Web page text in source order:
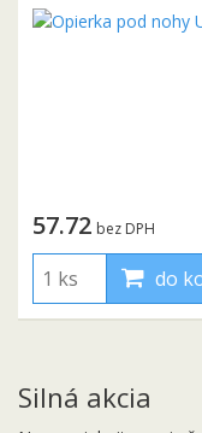
57.72 bez DPH
do
Silná akcia